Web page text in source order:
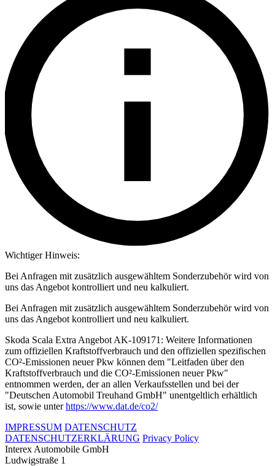
Wichtiger Hinweis:
Bei Anfragen mit zusätzlich ausgewähltem Sonderzubehör wird von
uns das Angebot kontrolliert und neu kalkuliert.
Bei Anfragen mit zusätzlich ausgewähltem Sonderzubehör wird von
uns das Angebot kontrolliert und neu kalkuliert.
Skoda Scala Extra Angebot AK-109171: Weitere Informationen
zum offiziellen Kraftstoffverbrauch und den offiziellen spezifischen
CO²-Emissionen neuer Pkw können dem "Leitfaden über den
Kraftstoffverbrauch und die CO²-Emissionen neuer Pkw"
entnommen werden, der an allen Verkaufsstellen und bei der
"Deutschen Automobil Treuhand GmbH" unentgeltlich erhältlich
ist, sowie unterhttps://www.dat.de/co2/
IMPRESSUM DATENSCHUTZ
DATENSCHUTZERKLÄRUNG Privacy Policy
Interex Automobile GmbH
Ludwigstraße 1